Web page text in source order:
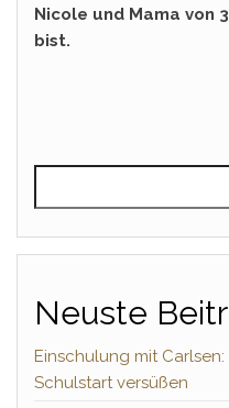
Nicole und Mama von
bist.
Neuste
Einschulung mit
Schulstart versüßen